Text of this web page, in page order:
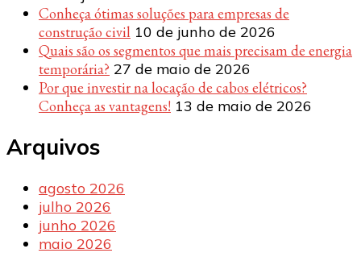
Conheça ótimas soluções para empresas de
construção civil 10 de junho de 2026
Quais são os segmentos que mais precisam de energia
temporária? 27 de maio de 2026
Por que investir na locação de cabos elétricos?
Conheça as vantagens! 13 de maio de 2026
Arquivos
agosto 2026
julho 2026
junho 2026
maio 2026